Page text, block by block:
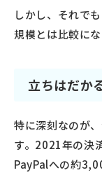
しかし、それで
規模とは比較に
立ちはだか
特に深刻なのが
す。2021年の決
PayPalへの約